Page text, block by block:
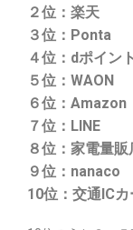
２位：楽天
３位：Ponta
４位：dポイント
５位：WAON
６位：Amazon
７位：LINE
８位：家電量販
９位：nanaco
10位：交通ICカ